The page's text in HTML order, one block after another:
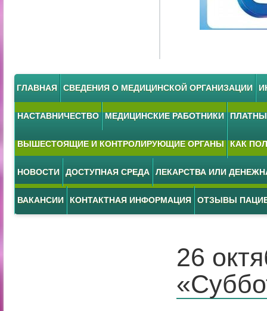
ГЛАВНАЯ СВЕДЕНИЯ О МЕДИЦИНСКОЙ ОРГАНИЗАЦИИ
НАСТАВНИЧЕСТВО МЕДИЦИНСКИЕ РАБОТНИКИ
ВЫШЕСТОЯЩИЕ И КОНТРОЛИРУЮЩИЕ ОРГАНЫ КАК
НОВОСТИ ДОСТУПНАЯ СРЕДА ЛЕКАРСТВА ИЛИ
ВАКАНСИИ КОНТАКТНАЯ ИНФОРМАЦИЯ ОТЗЫВЫ
26